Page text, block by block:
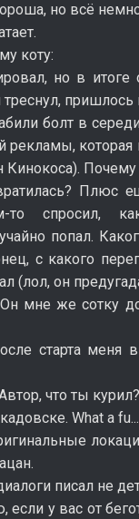
но всё
коту:
но в
пришлось
болт в
которая
Почему
то спросил,
попал.
с какого
(лол, он
мне же сотку
старта меня
что ты
What a fu...
писал не
если у вас от